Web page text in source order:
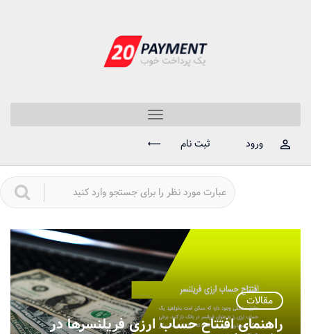
Toggle
navigation
ورود
ثبت نام
مقالات
راهنمای افتتاح حساب ارزی فریلنسرها در